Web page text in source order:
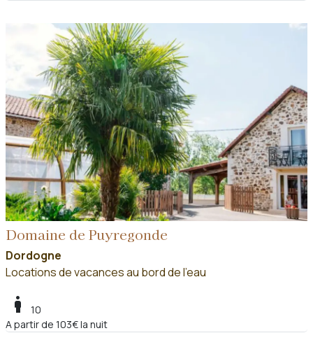
Domaine de Puyregonde
Dordogne
Locations de vacances au bord de l'eau
boy
10
A partir de 103€ la nuit